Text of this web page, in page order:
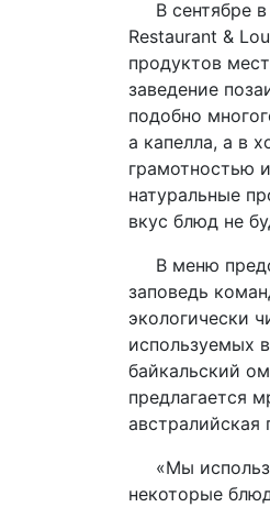
В сентябре в
Restaurant &
продуктов
заведение
подобно
а капелла, а в
грамотностью
натуральные
вкус блюд не
В меню
заповедь
экологически
используемых
байкальский
предлагается
«Мы
некоторые